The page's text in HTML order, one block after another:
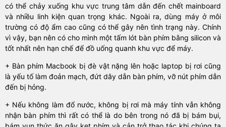
có thể chảy xuống khu vực trung tâm dẫn đến chết mainboard
và nhiều linh kiện quan trọng khác. Ngoài ra, dùng máy ở môi
trường có độ ẩm cao cũng có thể gây nên tình trạng này. Chính
vì vậy, bạn nên có cho mình một tấm lót bàn phím bằng silicon và
tốt nhất nên hạn chế để đồ uống quanh khu vực để máy.
+ Bàn phím Macbook bị đè vật nặng lên hoặc laptop bị rơi cũng
là yếu tố làm đoản mạch, đứt dây dẫn bàn phím, vỡ nút phím dẫn
đến bị hỏng.
+ Nếu không làm đổ nước, không bị rơi mà máy tính vẫn không
nhận bàn phím thì rất có thể là do bên trong nó đã bị bám bụi,